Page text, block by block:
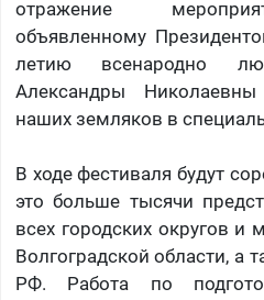
отражение
объявленному
летию всенародно
Александры
наших земляков в
В ходе фестиваля будут
это больше тысячи
всех городских округов и
Волгоградской области, а
РФ. Работа по